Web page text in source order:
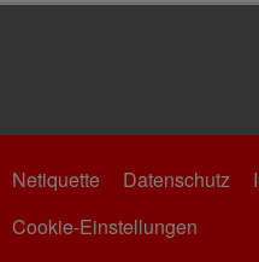
Netiquette Datenschutz
Cookie-Einstellungen